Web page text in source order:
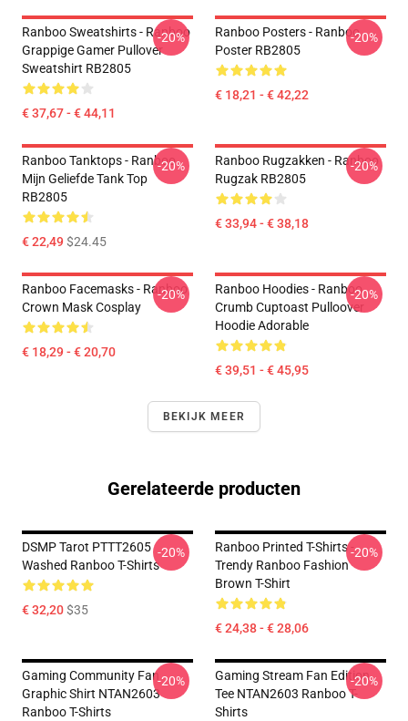
Ranboo Sweatshirts - Ranboo
Grappige Gamer Pullover
Sweatshirt RB2805
€ 37,67 - € 44,11
-20%
Ranboo Posters - Ranboo
Poster RB2805
€ 18,21 - € 42,22
-20%
Ranboo Tanktops - Ranboo
Mijn Geliefde Tank Top
RB2805
€ 22,49$24.45
-20%
Ranboo Rugzakken - Ranboo
Rugzak RB2805
€ 33,94 - € 38,18
-20%
Ranboo Facemasks - Ranboo
Crown Mask Cosplay
€ 18,29 - € 20,70
-20%
Ranboo Hoodies - Ranboo
Crumb Cuptoast Pulloover
Hoodie Adorable
€ 39,51 - € 45,95
-20%
BEKIJK MEER
Gerelateerde producten
DSMP Tarot PTTT2605
Washed Ranboo T-Shirts
€ 32,20$35
-20%
Ranboo Printed T-Shirts -
Trendy Ranboo Fashion
Brown T-Shirt
€ 24,38 - € 28,06
-20%
Gaming Community Fan
Graphic Shirt NTAN2603
Ranboo T-Shirts
-20%
Gaming Stream Fan Edition
Tee NTAN2603 Ranboo T-
Shirts
-20%